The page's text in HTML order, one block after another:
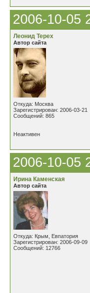
2006-10-05
Леонид Терех
Автор сайта
Откуда: Москва
Зарегистрирован: 2006-03-21
Сообщений: 865
Неактивен
2006-10-05
Ирина Каменская
Автор сайта
Откуда: Крым, Евпатория
Зарегистрирован: 2006-09-09
Сообщений: 12766